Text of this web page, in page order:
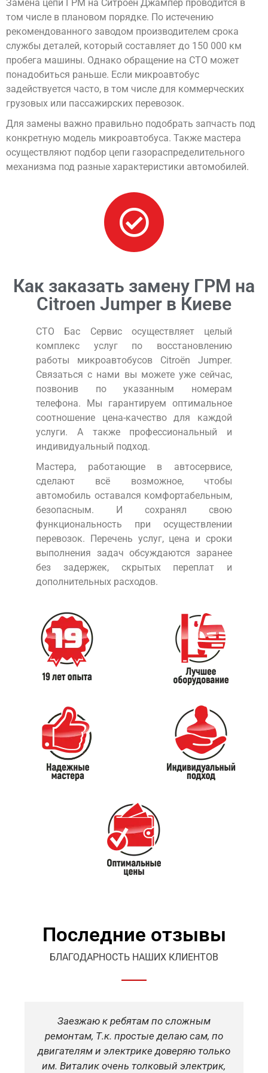
Замена цепи ГРМ на Ситроен Джампер проводится в
том числе в плановом порядке. По истечению
рекомендованного заводом производителем срока
службы деталей, который составляет до 150 000 км
пробега машины. Однако обращение на СТО может
понадобиться раньше. Если микроавтобус
задействуется часто, в том числе для коммерческих
грузовых или пассажирских перевозок.
Для замены важно правильно подобрать запчасть под
конкретную модель микроавтобуса. Также мастера
осуществляют подбор цепи газораспределительного
механизма под разные характеристики автомобилей.
Как заказать замену ГРМ на
Citroen Jumper в Киеве
СТО Бас Сервис осуществляет целый
комплекс услуг по восстановлению
работы микроавтобусов Citroën Jumper.
Связаться с нами вы можете уже сейчас,
позвонив по указанным номерам
телефона. Мы гарантируем оптимальное
соотношение цена-качество для каждой
услуги. А также профессиональный и
индивидуальный подход.
Мастера, работающие в автосервисе,
сделают всё возможное, чтобы
автомобиль оставался комфортабельным,
безопасным. И сохранял свою
функциональность при осуществлении
перевозок. Перечень услуг, цена и сроки
выполнения задач обсуждаются заранее
без задержек, скрытых переплат и
дополнительных расходов.
Последние отзывы
БЛАГОДАРНОСТЬ НАШИХ КЛИЕНТОВ
по сложным
делаю сам, по
доверяю только
электрик,
Якісно
Підварили де
ніколи такого не
роботу з першого